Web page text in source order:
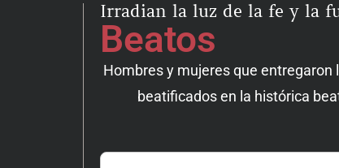
Irradian la luz de la fe y la
Beatos
Hombres y mujeres que entregaron
beatificados en la histórica